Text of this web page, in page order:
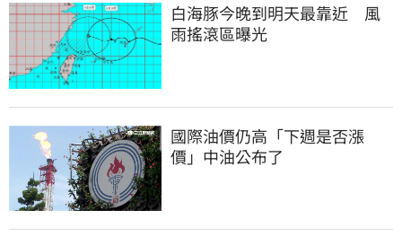
白海豚今晚到明天最靠近　風
雨搖滾區曝光
國際油價仍高「下週是否漲
價」中油公布了